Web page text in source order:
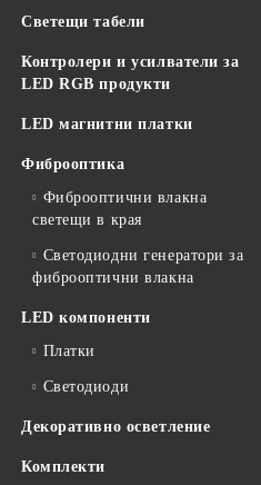
Светещи табели
Контролери и усилватели за
LED RGB продукти
LED магнитни платки
Фиброоптика
Фиброоптични влакна
светещи в края
Светодиодни генератори за
фиброоптични влакна
LED компоненти
Платки
Светодиоди
Декоративно осветление
Комплекти